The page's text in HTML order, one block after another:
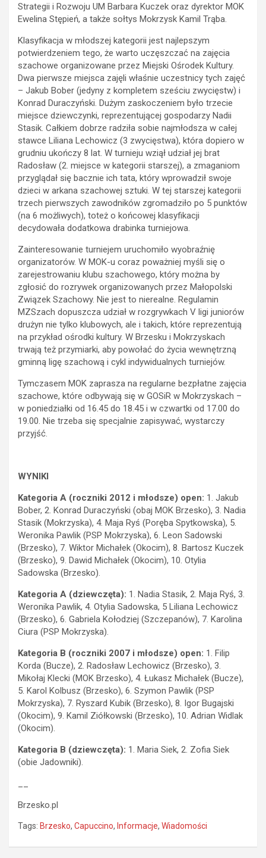
Strategii i Rozwoju UM Barbara Kuczek oraz dyrektor MOK
Ewelina Stępień, a także sołtys Mokrzysk Kamil Trąba.
Klasyfikacja w młodszej kategorii jest najlepszym
potwierdzeniem tego, że warto uczęszczać na zajęcia
szachowe organizowane przez Miejski Ośrodek Kultury.
Dwa pierwsze miejsca zajęli właśnie uczestnicy tych zajęć
– Jakub Bober (jedyny z kompletem sześciu zwycięstw) i
Konrad Duraczyński. Dużym zaskoczeniem było trzecie
miejsce dziewczynki, reprezentującej gospodarzy Nadii
Stasik. Całkiem dobrze radziła sobie najmłodsza w całej
stawce Liliana Lechowicz (3 zwycięstwa), która dopiero w
grudniu ukończy 8 lat. W turnieju wziął udział jej brat
Radosław (2. miejsce w kategorii starszej), a zmaganiom
przyglądał się bacznie ich tata, który wprowadził swoje
dzieci w arkana szachowej sztuki. W tej starszej kategorii
trzech pierwszych zawodników zgromadziło po 5 punktów
(na 6 możliwych), toteż o końcowej klasyfikacji
decydowała dodatkowa drabinka turniejowa.
Zainteresowanie turniejem uruchomiło wyobraźnię
organizatorów. W MOK-u coraz poważniej myśli się o
zarejestrowaniu klubu szachowego, który można by
zgłosić do rozrywek organizowanych przez Małopolski
Związek Szachowy. Nie jest to nierealne. Regulamin
MZSzach dopuszcza udział w rozgrywkach V ligi juniorów
drużyn nie tylko klubowych, ale i takich, które reprezentują
na przykład ośrodki kultury. W Brzesku i Mokrzyskach
trwają też przymiarki, aby powołać do życia wewnętrzną
gminną ligę szachową i cykl indywidualnych turniejów.
Tymczasem MOK zaprasza na regularne bezpłatne zajęcia
szachowe, które odbywają się w GOSiR w Mokrzyskach –
w poniedziałki od 16.45 do 18.45 i w czwartki od 17.00 do
19.00. Nie trzeba się specjalnie zapisywać, wystarczy
przyjść.
WYNIKI
Kategoria A (roczniki 2012 i młodsze) open: 1. Jakub
Bober, 2. Konrad Duraczyński (obaj MOK Brzesko), 3. Nadia
Stasik (Mokrzyska), 4. Maja Ryś (Poręba Spytkowska), 5.
Weronika Pawlik (PSP Mokrzyska), 6. Leon Sadowski
(Brzesko), 7. Wiktor Michałek (Okocim), 8. Bartosz Kuczek
(Brzesko), 9. Dawid Michałek (Okocim), 10. Otylia
Sadowska (Brzesko).
Kategoria A (dziewczęta): 1. Nadia Stasik, 2. Maja Ryś, 3.
Weronika Pawlik, 4. Otylia Sadowska, 5 Liliana Lechowicz
(Brzesko), 6. Gabriela Kołodziej (Szczepanów), 7. Karolina
Ciura (PSP Mokrzyska).
Kategoria B (roczniki 2007 i młodsze) open: 1. Filip
Korda (Bucze), 2. Radosław Lechowicz (Brzesko), 3.
Mikołaj Klecki (MOK Brzesko), 4. Łukasz Michałek (Bucze),
5. Karol Kolbusz (Brzesko), 6. Szymon Pawlik (PSP
Mokrzyska), 7. Ryszard Kubik (Brzesko), 8. Igor Bugajski
(Okocim), 9. Kamil Ziółkowski (Brzesko), 10. Adrian Widlak
(Okocim).
Kategoria B (dziewczęta): 1. Maria Siek, 2. Zofia Siek
(obie Jadowniki).
Brzesko.pl
Tags: Brzesko, Capuccino, Informacje, Wiadomości